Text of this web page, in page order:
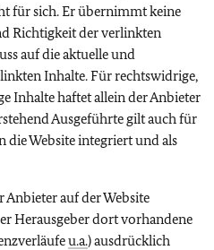
für sich. Er übernimmt keine
Richtigkeit der verlinkten
auf die aktuelle und
Inhalte. Für rechtswidrige,
Inhalte haftet allein der Anbieter
Ausgeführte gilt auch für
die Website integriert und als
Anbieter auf der Website
Herausgeber dort vorhandene
u.a.) ausdrücklich